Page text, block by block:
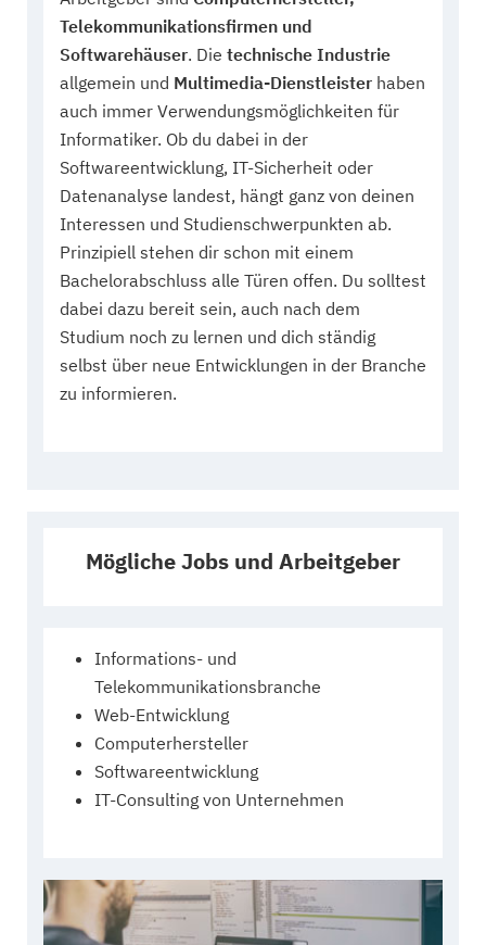
Telekommunikationsfirmen und
Softwarehäuser. Die technische Industrie
allgemein und Multimedia-Dienstleister haben
auch immer Verwendungsmöglichkeiten für
Informatiker. Ob du dabei in der
Softwareentwicklung, IT-Sicherheit oder
Datenanalyse landest, hängt ganz von deinen
Interessen und Studienschwerpunkten ab.
Prinzipiell stehen dir schon mit einem
Bachelorabschluss alle Türen offen. Du solltest
dabei dazu bereit sein, auch nach dem
Studium noch zu lernen und dich ständig
selbst über neue Entwicklungen in der Branche
zu informieren.
Mögliche Jobs und Arbeitgeber
Informations- und
Telekommunikationsbranche
Web-Entwicklung
Computerhersteller
Softwareentwicklung
IT-Consulting von Unternehmen